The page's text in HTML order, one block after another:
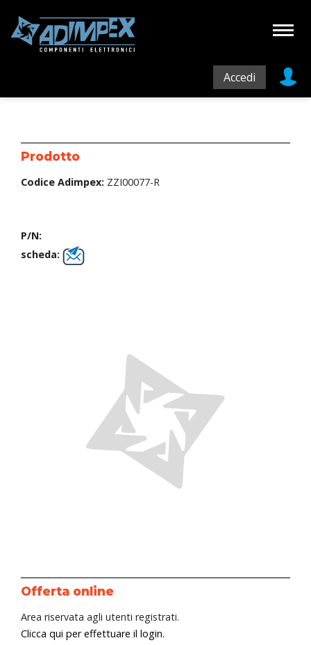
Accedi
Prodotto
Codice Adimpex: ZZI00077-R
P/N:
scheda:
Offerta online
Area riservata agli utenti registrati.
Clicca qui per effettuare il login.